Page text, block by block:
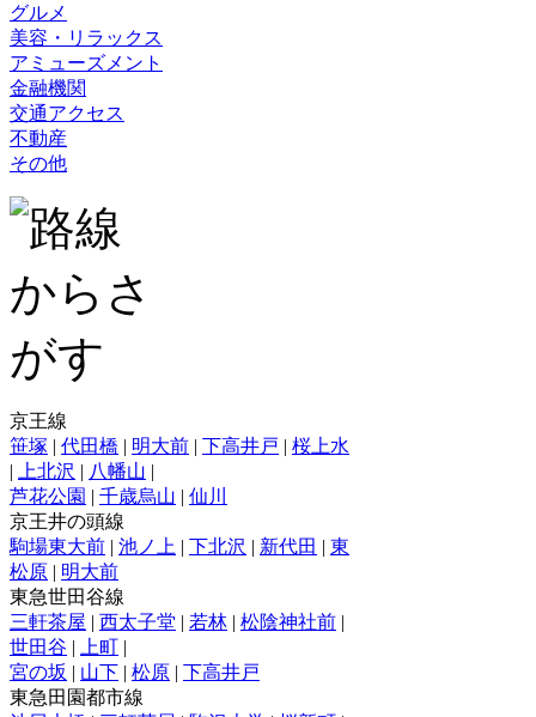
グルメ
美容・リラックス
アミューズメント
金融機関
交通アクセス
不動産
その他
京王線
笹塚 | 代田橋 | 明大前 | 下高井戸 | 桜上水
|
上北沢 | 八幡山 |
芦花公園 | 千歳烏山 | 仙川
京王井の頭線
駒場東大前 | 池ノ上 | 下北沢 | 新代田 | 東
松原 | 明大前
東急世田谷線
三軒茶屋 | 西太子堂 | 若林 | 松陰神社前 |
世田谷 | 上町 |
宮の坂 | 山下 | 松原 | 下高井戸
東急田園都市線